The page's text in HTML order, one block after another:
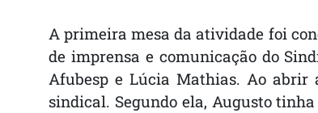
A primeira mesa da atividade foi
de imprensa e comunicação do
Afubesp e Lúcia Mathias. Ao abrir
sindical. Segundo ela, Augusto